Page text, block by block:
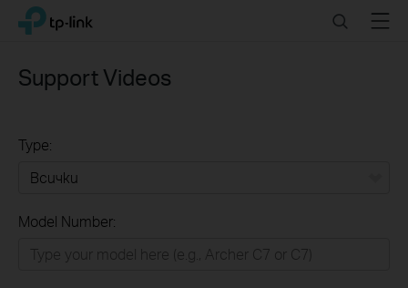
Click
navigation
TP-Link, Reliably Smart SearchMenu
Support Videos
Type:
Model Number: